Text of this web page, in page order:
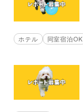
ホテル 同室宿泊OK